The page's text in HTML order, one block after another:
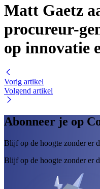
Matt Gaetz
procureur-
op innovatie
Vorig artikel
Volgend artikel
Abonneer je op
Blijf op de hoogte zonder er
Blijf op de hoogte zonder er